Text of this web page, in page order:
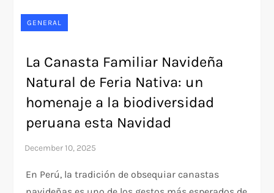
GENERAL
La Canasta Familiar Navideña
Natural de Feria Nativa: un
homenaje a la biodiversidad
peruana esta Navidad
En Perú, la tradición de obsequiar canastas